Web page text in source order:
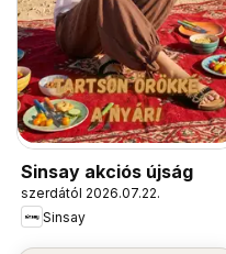
Sinsay akciós újság
szerdától 2026.07.22.
Sinsay